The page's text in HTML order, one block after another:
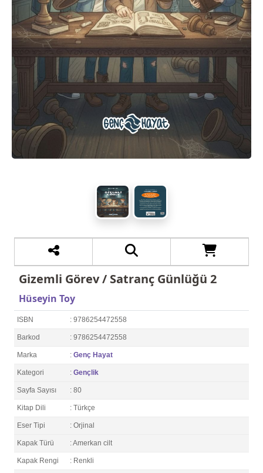
Gizemli Görev / Satranç Günlüğü 2
Hüseyin Toy
ISBN : 9786254472558
Barkod : 9786254472558
Marka : Genç Hayat
Kategori : Gençlik
Sayfa Sayısı : 80
Kitap Dili : Türkçe
Eser Tipi : Orjinal
Kapak Türü : Amerkan cilt
Kapak Rengi : Renkli